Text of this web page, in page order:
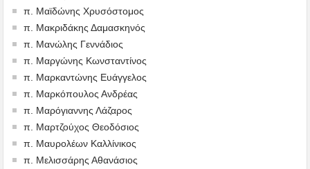
π. Μαϊδώνης Χρυσόστομος
π. Μακριδάκης Δαμασκηνός
π. Μανώλης Γεννάδιος
π. Μαργώνης Κωνσταντίνος
π. Μαρκαντώνης Ευάγγελος
π. Μαρκόπουλος Ανδρέας
π. Μαρόγιαννης Λάζαρος
π. Μαρτζούχος Θεοδόσιος
π. Μαυρολέων Καλλίνικος
π. Μελισσάρης Αθανάσιος